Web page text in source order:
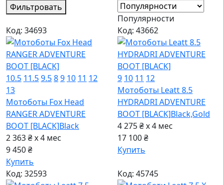
Фильтровать
Популярности
Код: 34693
10.5 11.59.589 10 11 12
13
Мотоботы Fox Head
RANGER ADVENTURE
BOOT [BLACK]Black
2 363 ₴ x 4 мес
9 450 ₴
Купить
Код: 43662
9 10 11 12
Мотоботы Leatt 8.5
HYDRADRI ADVENTURE
BOOT [BLACK]Black,Gold
4 275 ₴ x 4 мес
17 100 ₴
Купить
Код: 32593 Код: 45745